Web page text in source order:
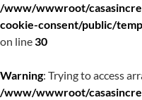
/www/wwwroot/
cookie-consent/public/
on line30
Warning: Trying to access
/www/wwwroot/